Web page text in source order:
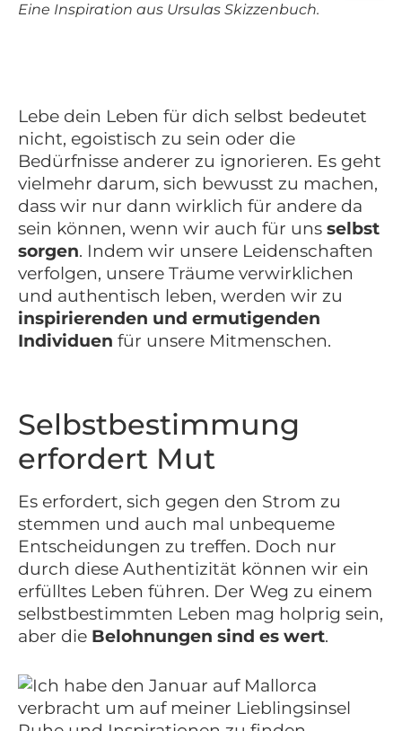
Eine Inspiration aus Ursulas Skizzenbuch.
Lebe dein Leben für dich selbst bedeutet
nicht, egoistisch zu sein oder die
Bedürfnisse anderer zu ignorieren. Es geht
vielmehr darum, sich bewusst zu machen,
dass wir nur dann wirklich für andere da
sein können, wenn wir auch für uns selbst
sorgen. Indem wir unsere Leidenschaften
verfolgen, unsere Träume verwirklichen
und authentisch leben, werden wir zu
inspirierenden und ermutigenden
Individuen für unsere Mitmenschen.
Selbstbestimmung
erfordert Mut
Es erfordert, sich gegen den Strom zu
stemmen und auch mal unbequeme
Entscheidungen zu treffen. Doch nur
durch diese Authentizität können wir ein
erfülltes Leben führen. Der Weg zu einem
selbstbestimmten Leben mag holprig sein,
aber die Belohnungen sind es wert.